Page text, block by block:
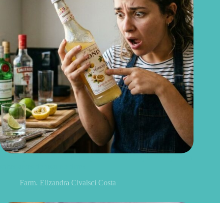
Farm. Elizandra Civalsci Costa